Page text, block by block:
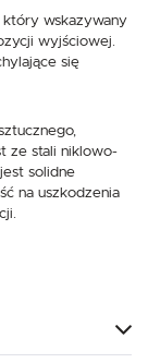
który wskazywany
wyjściowej.
się
ze stali niklowo-
jest solidne
na uszkodzenia